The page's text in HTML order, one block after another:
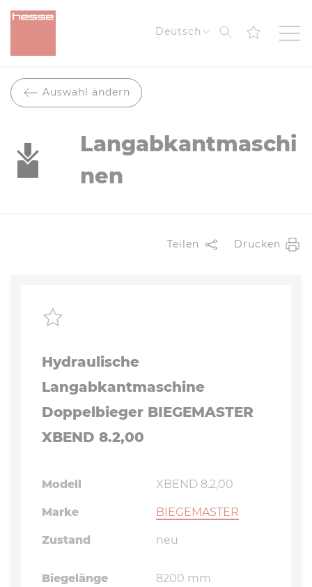
Deutsch Suche
Auswahl ändern
Langabkantmaschi
nen
Teilen Drucken
Hydraulische
Langabkantmaschine
Doppelbieger BIEGEMASTER
XBEND 8.2,00
Modell XBEND 8.2,00
Marke BIEGEMASTER
Zustand neu
Biegelänge 8200 mm